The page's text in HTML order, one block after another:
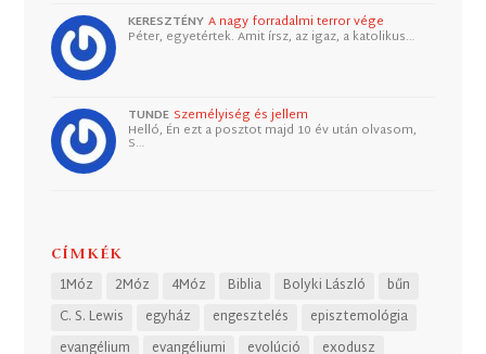
KERESZTÉNY A nagy forradalmi terror vége
Péter, egyetértek. Amit írsz, az igaz, a katolikus…
TUNDE Személyiség és jellem
Helló, Én ezt a posztot majd 10 év után olvasom,
S…
CÍMKÉK
1Móz 2Móz 4Móz Biblia Bolyki László
bűn
C. S. Lewis
egyház engesztelés
episztemológia
evangélium
evangéliumi evolúció
exodusz